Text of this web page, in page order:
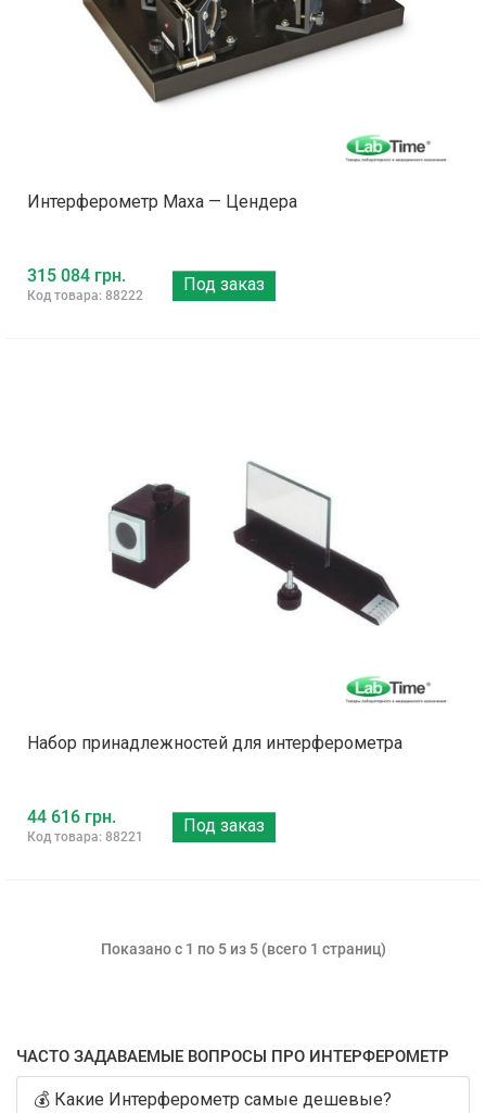
Интерферометр Маха — Цендера
315 084 грн.
Код товара: 88222
Под заказ
Набор принадлежностей для интерферометра
44 616 грн.
Код товара: 88221
Под заказ
Показано с 1 по 5 из 5 (всего 1 страниц)
ЧАСТО ЗАДАВАЕМЫЕ ВОПРОСЫ ПРО ИНТЕРФЕРОМЕТР
💰 Какие Интерферометр самые дешевые?